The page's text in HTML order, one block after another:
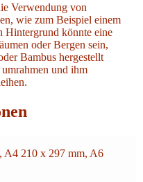
Verwendung von
wie zum Beispiel einem
Hintergrund könnte eine
oder Bergen sein,
Bambus hergestellt
und ihm
A4 210 x 297 mm, A6